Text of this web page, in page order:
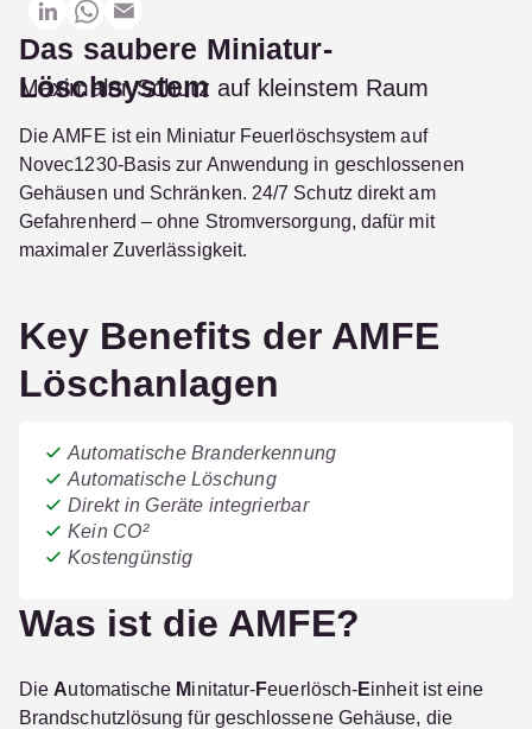
Das saubere Miniatur-
Löschsystem
Maximaler Schutz auf kleinstem Raum
Die AMFE ist ein Miniatur Feuerlöschsystem auf
Novec1230-Basis zur Anwendung in geschlossenen
Gehäusen und Schränken. 24/7 Schutz direkt am
Gefahrenherd – ohne Stromversorgung, dafür mit
maximaler Zuverlässigkeit.
Key Benefits der AMFE
Löschanlagen
Automatische Branderkennung
Automatische Löschung
Direkt in Geräte integrierbar
Kein CO²
Kostengünstig
Was ist die AMFE?
Die Automatische Minitatur-Feuerlösch-Einheit ist eine
Brandschutzlösung für geschlossene Gehäuse, die